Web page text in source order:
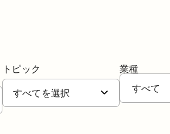
トピック
業種
すべて